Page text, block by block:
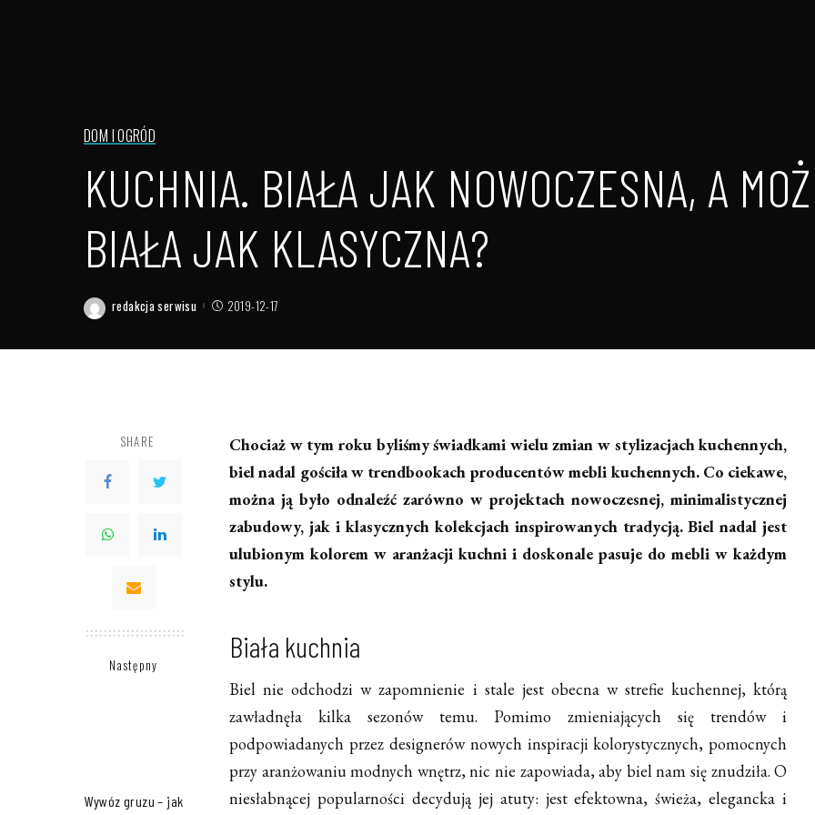
DOM I OGRÓD
KUCHNIA. BIAŁA JAK NOWOCZESNA, A
BIAŁA JAK KLASYCZNA?
Posted
redakcja serwisu 2019-12-17
SHARE
Następny
Wywóz gruzu – jak
Chociaż w tym roku byliśmy świadkami wielu zmian w stylizacjach kuchennych,
biel nadal gościła w trendbookach producentów mebli kuchennych. Co ciekawe,
można ją było odnaleźć zarówno w projektach nowoczesnej, minimalistycznej
zabudowy, jak i klasycznych kolekcjach inspirowanych tradycją. Biel nadal jest
ulubionym kolorem w aranżacji kuchni i doskonale pasuje do mebli w każdym
stylu.
Biała kuchnia
Biel nie odchodzi w zapomnienie i stale jest obecna w strefie kuchennej, którą
zawładnęła kilka sezonów temu. Pomimo zmieniających się trendów i
podpowiadanych przez designerów nowych inspiracji kolorystycznych, pomocnych
przy aranżowaniu modnych wnętrz, nic nie zapowiada, aby biel nam się znudziła. O
niesłabnącej popularności decydują jej atuty: jest efektowna, świeża, elegancka i